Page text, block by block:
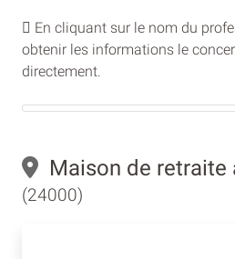
En cliquant sur le nom du
obtenir les informations le
directement.
Maison de retraite
(24000)